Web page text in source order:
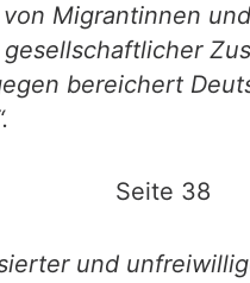
Migrantinnen
bereichert
Seite 38
und